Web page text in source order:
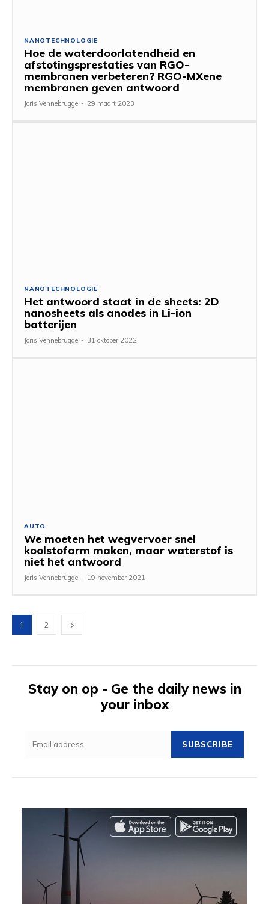
NANOTECHNOLOGIE
Hoe de waterdoorlatendheid en
afstotingsprestaties van RGO-
membranen verbeteren? RGO-MXene
membranen geven antwoord
Joris Vennebrugge - 29 maart 2023
NANOTECHNOLOGIE
Het antwoord staat in de sheets: 2D
nanosheets als anodes in Li-ion
batterijen
Joris Vennebrugge - 31 oktober 2022
AUTO
We moeten het wegvervoer snel
koolstofarm maken, maar waterstof is
niet het antwoord
Joris Vennebrugge - 19 november 2021
1 2
Stay on op - Ge the daily news in
your inbox
SUBSCRIBE